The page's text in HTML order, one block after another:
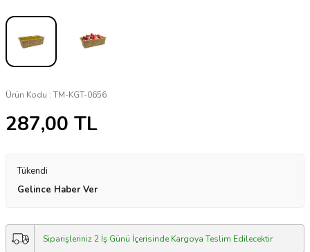
Ürün Kodu : TM-KGT-0656
287,00 TL
Tükendi
Gelince Haber Ver
Siparişleriniz 2 İş Günü İçerisinde Kargoya Teslim Edilecektir